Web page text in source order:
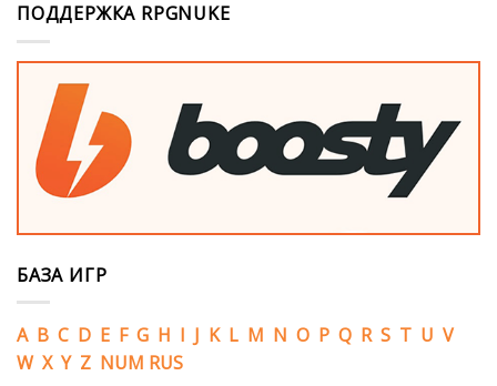
ПОДДЕРЖКА RPGNUKE
БАЗА ИГР
A B C D E F G H I J K L M N O P Q R S T U V
W X Y Z NUM RUS